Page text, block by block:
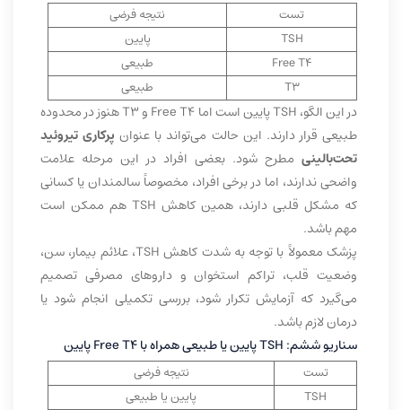
تست
نتیجه فرضی
TSH
پایین
Free T4
طبیعی
T3
طبیعی
در این الگو، TSH پایین است اما Free T4 و T3 هنوز در محدوده
طبیعی قرار دارند. این حالت می‌تواند با عنوان پرکاری تیروئید
تحت‌بالینی مطرح شود. بعضی افراد در این مرحله علامت
واضحی ندارند، اما در برخی افراد، مخصوصاً سالمندان یا کسانی
که مشکل قلبی دارند، همین کاهش TSH هم ممکن است
مهم باشد.
پزشک معمولاً با توجه به شدت کاهش TSH، علائم بیمار، سن،
وضعیت قلب، تراکم استخوان و داروهای مصرفی تصمیم
می‌گیرد که آزمایش تکرار شود، بررسی تکمیلی انجام شود یا
درمان لازم باشد.
سناریو ششم: TSH پایین یا طبیعی همراه با Free T4 پایین
تست
نتیجه فرضی
TSH
پایین یا طبیعی